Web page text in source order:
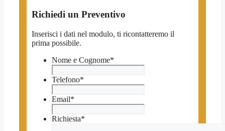
Richiedi un Preventivo
Inserisci i dati nel modulo, ti ricontatteremo il
prima possibile.
Nome e Cognome*
Telefono*
Email*
Richiesta*